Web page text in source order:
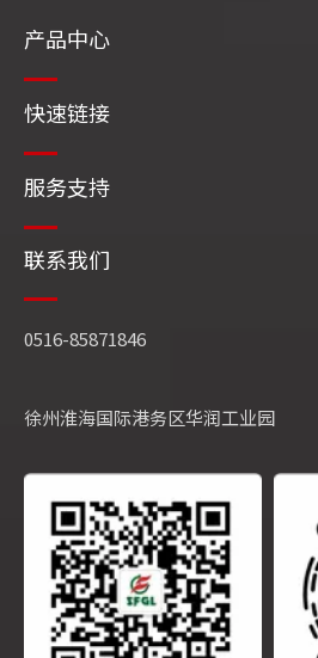
建设、倾心服务行业市场客户
先的主要情况。
化、发展战略、质量诚信体系
果、综合效益，高度赞赏企业“
念。鼓励企业进一步发挥行业
诚信意识，以更多更好的经营
出新的更大贡献。
产品中心
快速链接
服务支持
联系我们
0516-85871846
徐州淮海国际港务区华润工业园